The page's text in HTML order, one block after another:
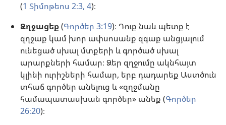
(1 Տիմոթեոս 2։3, 4)։
Զղջացեք(Գործեր 3:19)։ Դուք նաև պետք է
զղջաք կամ խոր ափսոսանք զգաք անցյալում
ունեցած սխալ մտքերի և գործած սխալ
արարքների համար։ Ձեր զղջումը ակնհայտ
կլինի ուրիշների համար, երբ դադարեք Աստծուն
տհաճ գործեր անելուց և «զղջմանը
համապատասխան գործեր» անեք (Գործեր
26։20)։